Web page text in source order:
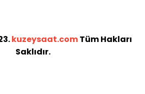
kuzeysaat.comTüm Hakları
Saklıdır.